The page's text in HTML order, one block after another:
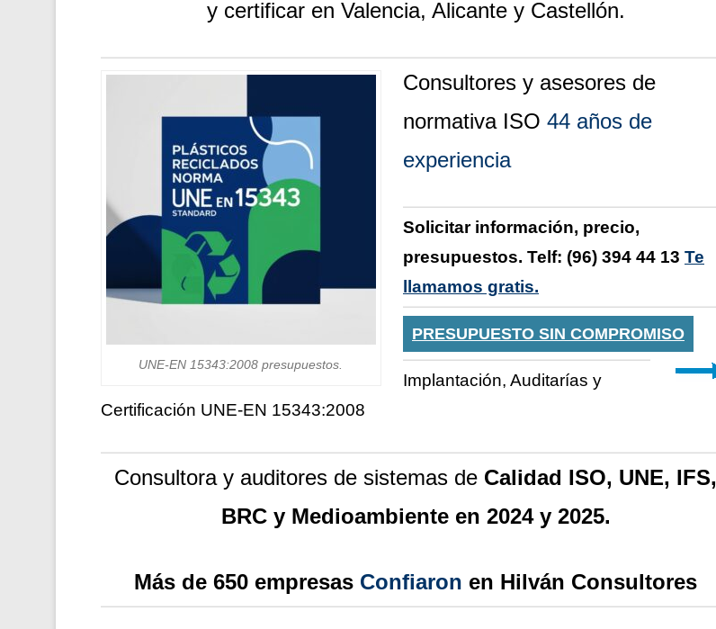
y certificar en Valencia, Alicante y Castellón.
UNE-EN 15343:2008 presupuestos.
Consultores y asesores de
normativa ISO 44 años de
experiencia
Solicitar información, precio,
presupuestos. Telf: (96) 394 44 13 Te
llamamos gratis.
PRESUPUESTO SIN COMPROMISO
Implantación, Auditarías y
Certificación UNE-EN 15343:2008
Consultora y auditores de sistemas de Calidad ISO, UNE, IFS,
BRC y Medioambiente en 2024 y 2025.
Más de 650 empresas Confiaron en Hilván Consultores